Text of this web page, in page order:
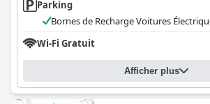
Parking
Bornes de Recharge Voitures
Wi-Fi Gratuit
Afficher plus